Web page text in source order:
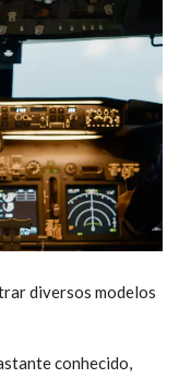
diversos modelos
conhecido,